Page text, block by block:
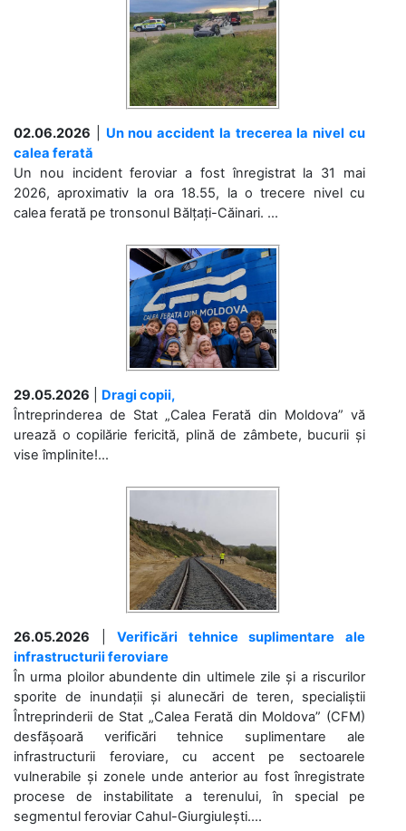
02.06.2026
Un nou accident la trecerea la nivel cu
calea ferată
Un nou incident feroviar a fost înregistrat la 31 mai
2026, aproximativ la ora 18.55, la o trecere nivel cu
calea ferată pe tronsonul Bălțați-Căinari. ...
29.05.2026
Dragi copii,
Întreprinderea de Stat „Calea Ferată din Moldova” vă
urează o copilărie fericită, plină de zâmbete, bucurii și
vise împlinite!...
26.05.2026 |Verificări tehnice suplimentare ale
infrastructurii feroviare
În urma ploilor abundente din ultimele zile și a riscurilor
sporite de inundații și alunecări de teren, specialiștii
Întreprinderii de Stat „Calea Ferată din Moldova” (CFM)
desfășoară verificări tehnice suplimentare ale
infrastructurii feroviare, cu accent pe sectoarele
vulnerabile și zonele unde anterior au fost înregistrate
procese de instabilitate a terenului, în special pe
segmentul feroviar Cahul-Giurgiulești....